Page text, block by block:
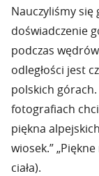
Nauczyliśmy się
doświadczenie
podczas
odległości jest
polskich
fotografiach
piękna
wiosek.”
ciała).